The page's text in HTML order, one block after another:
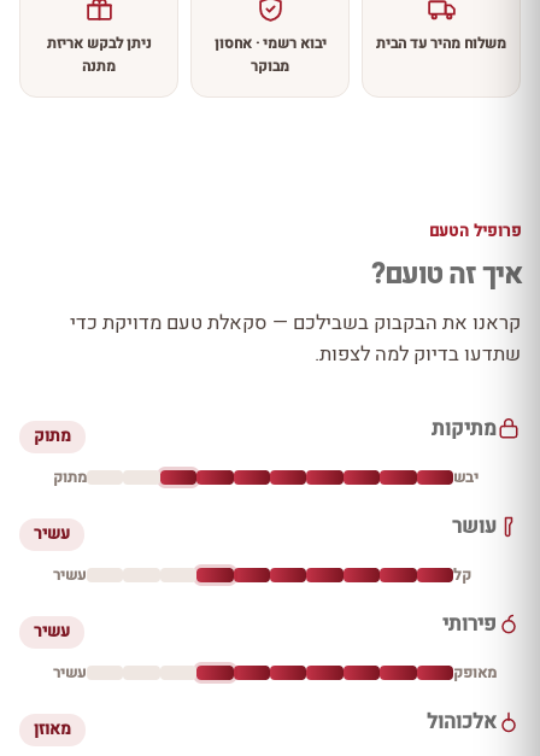
משלוח מהיר עד הבית
יבוא רשמי · אחסון
מבוקר
ניתן לבקש אריזת
מתנה
פרופיל הטעם
איך זה טועם?
קראנו את הבקבוק בשבילכם — סקאלת טעם מדויקת כדי
שתדעו בדיוק למה לצפות.
מתיקות מתוק
יבש מתוק
עושר עשיר
קל עשיר
פירותי עשיר
מאופק עשיר
אלכוהול מאוזן